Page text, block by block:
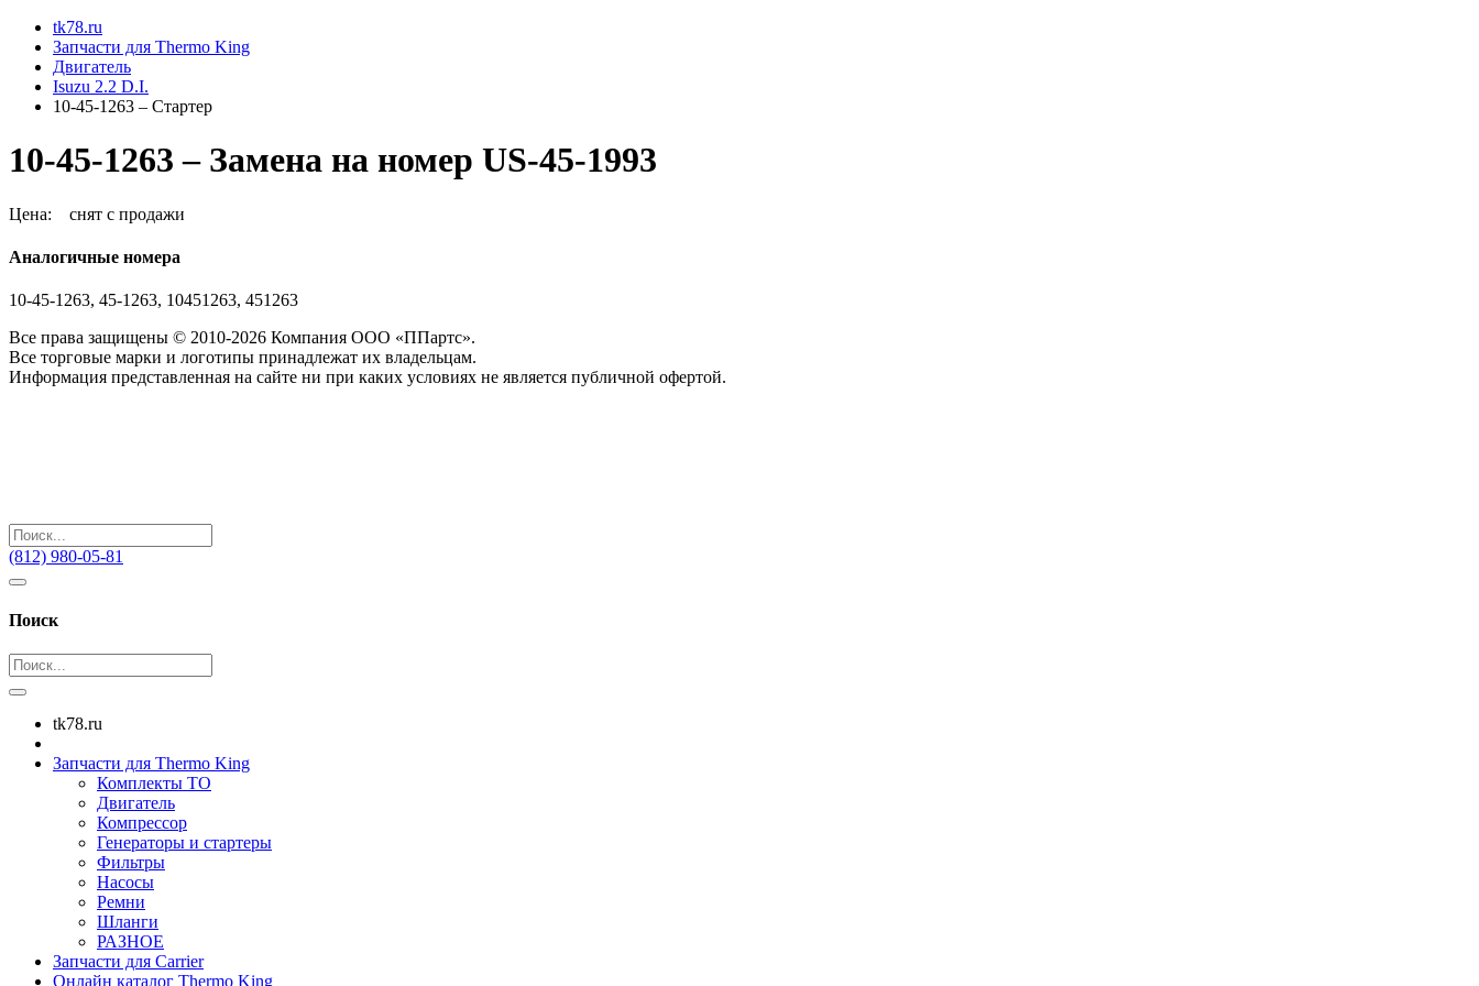
tk78.ru
Запчасти для Thermo King
Двигатель
Isuzu 2.2 D.I.
10-45-1263 – Стартер
10-45-1263 – Замена на номер US-45-1993
Цена: снят с продажи
Аналогичные номера
10-45-1263, 45-1263, 10451263, 451263
Все права защищены © 2010-2026 Компания ООО «ППартс».
Все торговые марки и логотипы принадлежат их владельцам.
Информация представленная на сайте ни при каких условиях не является публичной офертой.
(812) 980-05-81
Поиск
tk78.ru
Запчасти для Thermo King
Комплекты ТО
Двигатель
Компрессор
Генераторы и стартеры
Фильтры
Насосы
Ремни
Шланги
РАЗНОЕ
Запчасти для Carrier
Онлайн каталог Thermo King